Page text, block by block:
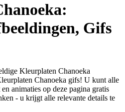
Gifs
Kleurplaten Chanoeka
Chanoeka gifs! U kunt alle
animaties op deze pagina gratis
- u krijgt alle relevante details te